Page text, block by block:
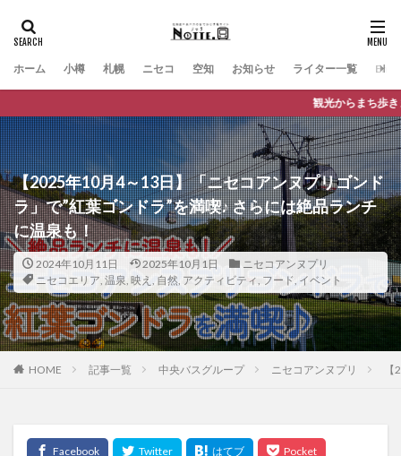
ホーム 小樽 札幌 ニセコ 空知 お知らせ ライター一覧
観光からまち歩きまで、バスに乗っておでかけが楽しくなる観
【2025年10月4～13日】「ニセコアンヌプリゴンド
ラ」で”紅葉ゴンドラ”を満喫♪ さらには絶品ランチ
に温泉も！
2024年10月11日 2025年10月1日
ニセコアンヌプリ
ニセコエリア, 温泉, 映え , 自然, アクティビティ, フード, イベント
HOME 記事一覧 中央バスグループ ニセコアンヌプリ